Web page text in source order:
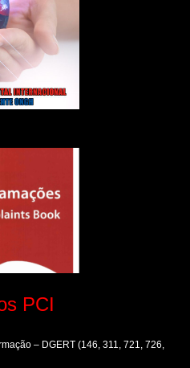
PCI
– DGERT (146, 311, 721, 726,